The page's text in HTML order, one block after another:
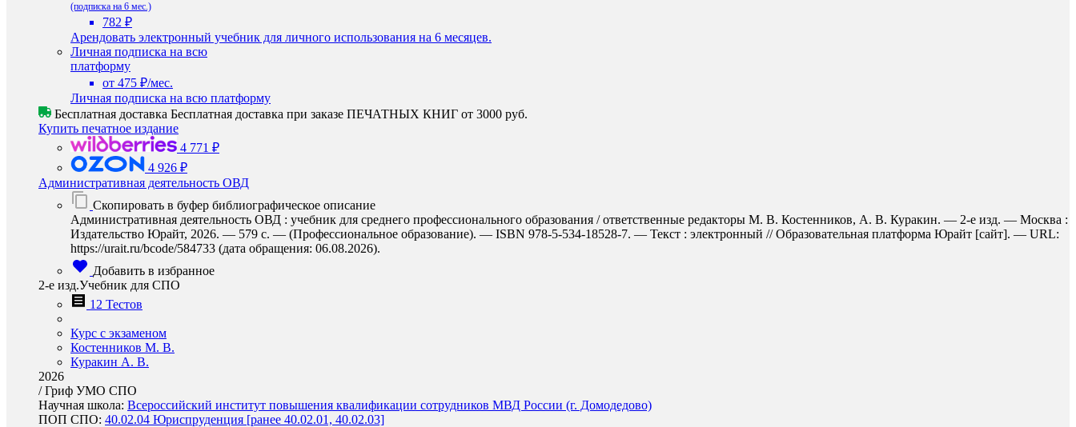
(подписка на 6 мес.)
782 ₽
Арендовать электронный учебник для личного использования на 6 месяцев.
Личная подписка на всю
платформу
от 475 ₽/мес.
Личная подписка на всю платформу
Бесплатная доставка Бесплатная доставка при заказе ПЕЧАТНЫХ КНИГ от 3000 руб.
Купить печатное издание
4 771 ₽
4 926 ₽
Административная деятельность ОВД
Скопировать в буфер библиографическое описание
Административная деятельность ОВД : учебник для среднего профессионального образования / ответственные редакторы М. В. Костенников, А. В. Куракин. — 2-е изд. — Москва :
Издательство Юрайт, 2026. — 579 с. — (Профессиональное образование). — ISBN 978-5-534-18528-7. — Текст : электронный // Образовательная платформа Юрайт [сайт]. — URL:
https://urait.ru/bcode/584733 (дата обращения: 06.08.2026).
Добавить в избранное
2-е изд.Учебник для СПО
12 Тестов
Курс с экзаменом
Костенников М. В.
Куракин А. В.
2026
/Гриф УМО СПО
Научная школа: Всероссийский институт повышения квалификации сотрудников МВД России (г. Домодедово)
ПОП СПО: 40.02.04 Юриспруденция [ранее 40.02.01, 40.02.03]